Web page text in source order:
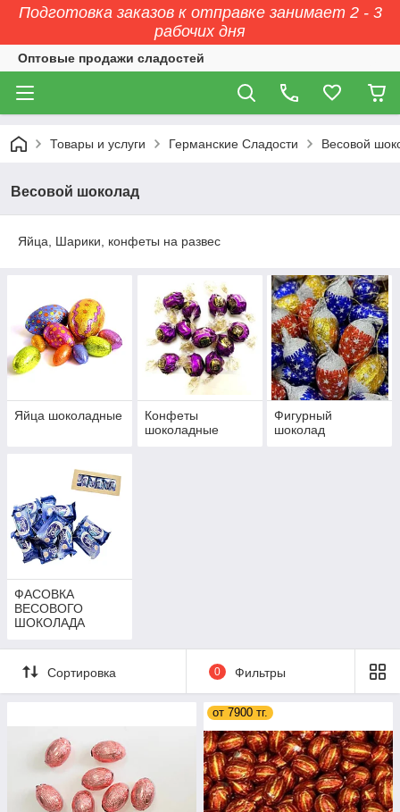
Подготовка заказов к отправке занимает 2 - 3
рабочих дня
Оптовые продажи сладостей
Товары и услуги Германские Сладости Весовой
Весовой шоколад
Яйца, Шарики, конфеты на развес
Яйца шоколадные
Конфеты
шоколадные
Фигурный
шоколад
ФАСОВКА
ВЕСОВОГО
ШОКОЛАДА
Сортировка 0 Фильтры
от 7900 тг.